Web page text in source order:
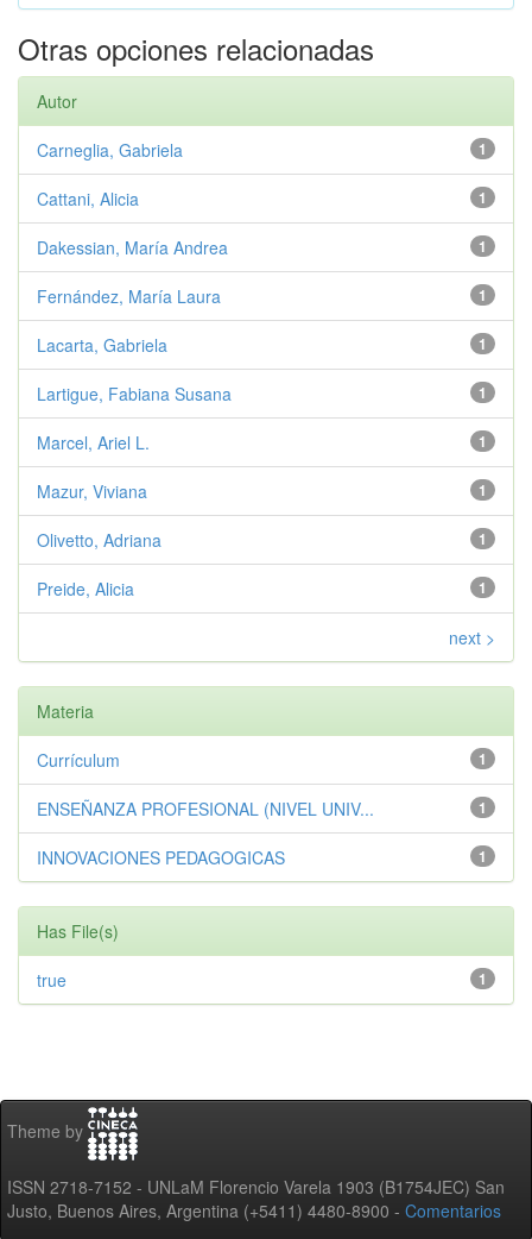
Otras opciones relacionadas
Autor
1
Carneglia, Gabriela
1
Cattani, Alicia
1
Dakessian, María Andrea
1
Fernández, María Laura
1
Lacarta, Gabriela
1
Lartigue, Fabiana Susana
1
Marcel, Ariel L.
1
Mazur, Viviana
1
Olivetto, Adriana
1
Preide, Alicia
next >
Materia
1
Currículum
1
ENSEÑANZA PROFESIONAL (NIVEL UNIV...
1
INNOVACIONES PEDAGOGICAS
Has File(s)
1
true
Theme by
ISSN 2718-7152 - UNLaM Florencio Varela 1903 (B1754JEC) San
Justo, Buenos Aires, Argentina (+5411) 4480-8900 - Comentarios